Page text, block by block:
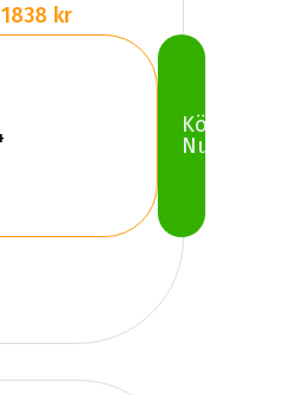
1838 kr
Köp
Nu